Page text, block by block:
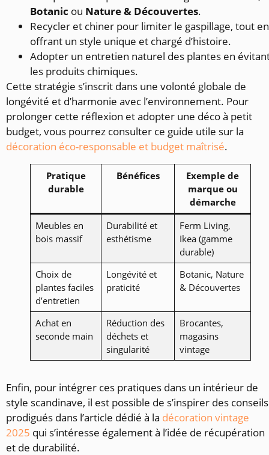
Botanic ou Nature & Découvertes.
Recycler et chiner pour limiter le gaspillage, tout en
offrant un style unique et chargé d’histoire.
Adopter un entretien naturel des plantes en
les produits chimiques.
Cette stratégie s’inscrit dans une volonté globale de
longévité et d’harmonie avec l’environnement. Pour
prolonger cette réflexion et adopter une déco à petit
budget, vous pourrez consulter ce guide utile sur la
décoration éco-responsable et budget maîtrisé.
Pratique
durable
Bénéfices
Exemple de
marque ou
démarche
Meubles en
bois massif
Durabilité et
esthétisme
Ferm Living,
Ikea (gamme
durable)
Choix de
plantes faciles
d’entretien
Longévité et
praticité
Botanic, Nature
& Découvertes
Achat en
seconde main
Réduction des
déchets et
singularité
Brocantes,
magasins
vintage
Enfin, pour intégrer ces pratiques dans un intérieur de
style scandinave, il est possible de s’inspirer des conseils
prodigués dans l’article dédié à la décoration vintage
2025 qui s’intéresse également à l’idée de récupération
et de durabilité.